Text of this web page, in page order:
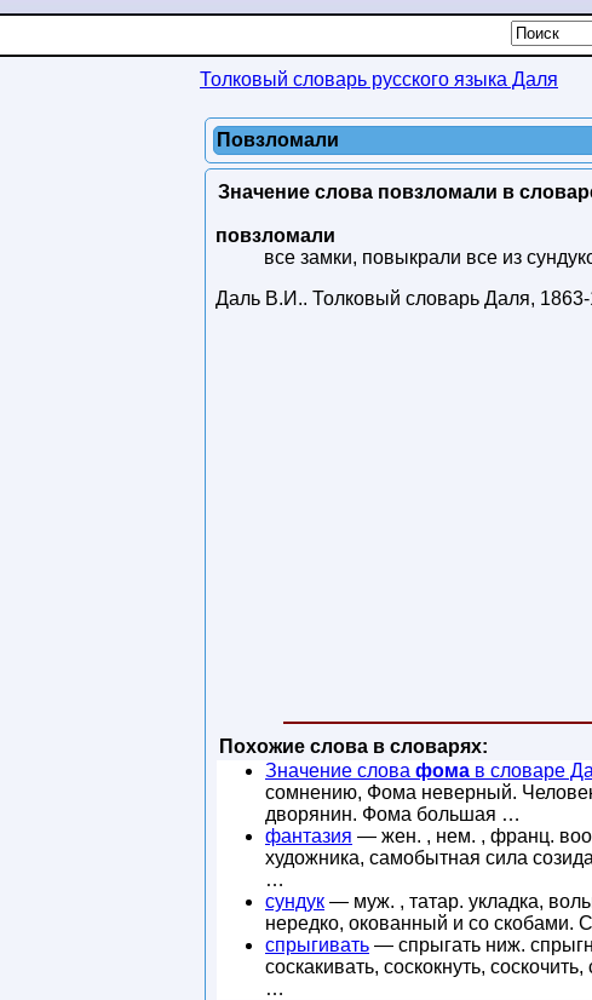
Толковый словарь русского языка Даля
Повзломали
Значение слова повзломали в
повзломали
все замки, повыкрали все из
Даль В.И.. Толковый словарь Даля,
Похожие слова в словарях:
Значение слова фома в словаре
сомнению, Фома неверный.
дворянин. Фома большая …
фантазия — жен. , нем. , франц.
художника, самобытная сила
…
сундук — муж. , татар. укладка,
нередко, окованный и со скобами.
спрыгивать — спрыгать ниж.
соскакивать, соскокнуть,
…